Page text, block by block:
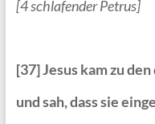
[4 schlafender Petrus]
[37] Jesus kam zu
und sah, dass sie